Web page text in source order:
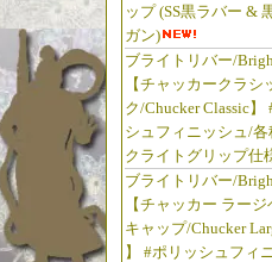
ップ (SS黒ラバー &
ガン)
ブライトリバー/
【チャッカークラシ
ク/Chucker Classic】
シュフィニッシュ/各
クライトグリップ仕
ブライトリバー/
【チャッカー ラー
キャップ/Chucker
】 #ポリッシュフィ